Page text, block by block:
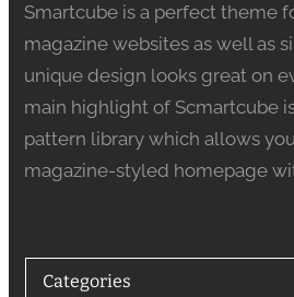
Smartcube is a perfect theme
magazine websites as well as
unique design looks great on
main highlight of Scmartcube
pattern library which allows
magazine-styled homepage
Categories